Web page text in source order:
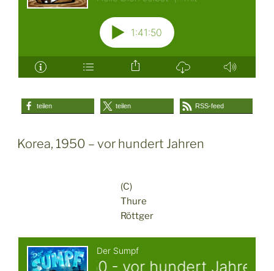
teilen teilen RSS-feed
Korea, 1950 – vor hundert Jahren
(C)
Thure
Röttger